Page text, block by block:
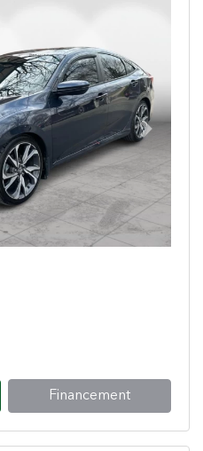
Next
Financement